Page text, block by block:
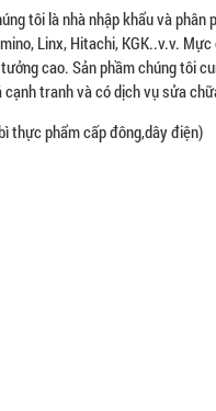
tôi là nhà nhập khẩu và
Linx, Hitachi, KGK..v.v.
cao. Sản phầm chúng tôi
tranh và có dịch vụ sửa
thực phẩm cấp đông,dây điện)